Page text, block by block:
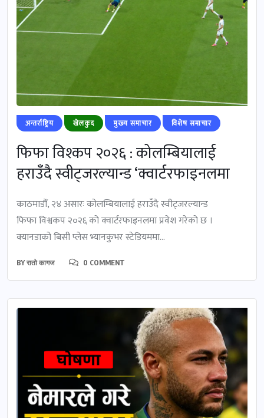
अन्तर्राष्ट्रिय खेलकुद मुख्‍य समाचार विशेष समाचार
फिफा विश्कप २०२६ : कोलम्बियालाई
हराउँदै स्वीट्जरल्यान्ड ‘क्वार्टरफाइनलमा
काठमाडौँ, २४ असारः कोलम्बियालाई हराउँदै स्वीट्जरल्यान्ड
फिफा विश्वकप २०२६ को क्वार्टरफाइनलमा प्रवेश गरेको छ ।
क्यानडाको बिसी प्लेस भ्यानकुभर स्टेडियममा...
BYरातो कागज 0 COMMENT